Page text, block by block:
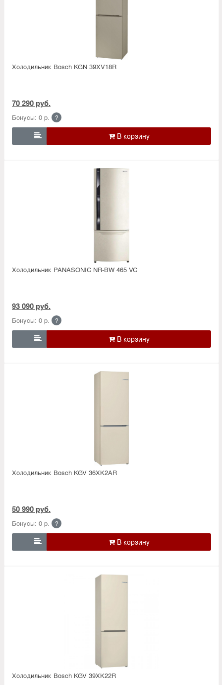
Холодильник Bosсh KGN 39XV18R
70 290 руб.
Бонусы: 0 р. ?

Холодильник PANASONIC NR-BW 465 VC
93 090 руб.
Бонусы: 0 р. ?

Холодильник Bosсh KGV 36XK2AR
50 990 руб.
Бонусы: 0 р. ?

Холодильник Bosсh KGV 39XK22R